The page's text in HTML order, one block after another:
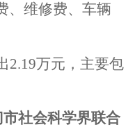
、维修费、车辆
2.19万元，主要包
社会科学界联合